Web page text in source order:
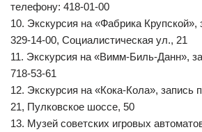
телефону: 418-01-00
10. Экскурсия на «Фабрика Крупской»,
329-14-00, Социалистическая ул., 21
11. Экскурсия на «Вимм-Биль-Данн»,
718-53-61
12. Экскурсия на «Кока-Кола», запись
21, Пулковское шоссе, 50
13. Музей советских игровых